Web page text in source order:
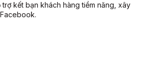
trợ kết bạn khách hàng tiềm năng, xây